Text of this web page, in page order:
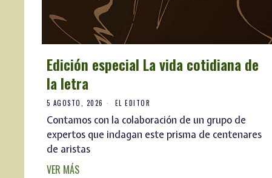
Edición especial La vida cotidiana de
la letra
5 AGOSTO, 2026 EL EDITOR
Contamos con la colaboración de un grupo de
expertos que indagan este prisma de centenares
de aristas
VER MÁS